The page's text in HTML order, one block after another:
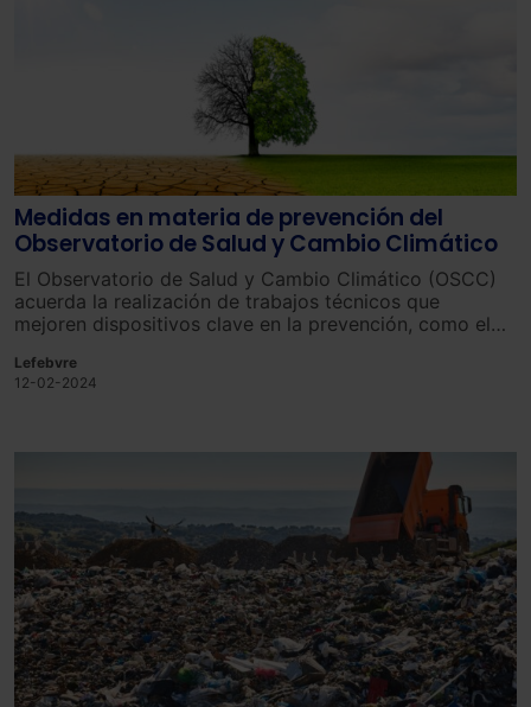
Medidas en materia de prevención del
Observatorio de Salud y Cambio Climático
El Observatorio de Salud y Cambio Climático (OSCC)
acuerda la realización de trabajos técnicos que
mejoren dispositivos clave en la prevención, como el
temperaturas.
Lefebvre
12-02-2024